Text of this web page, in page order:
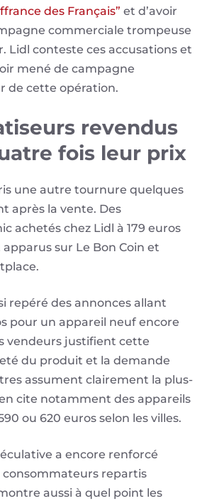
des Français” et d’avoir
commerciale trompeuse
Lidl conteste ces accusations et
mené de campagne
de cette opération.
revendus
fois leur prix
une autre tournure quelques
après la vente. Des
achetés chez Lidl à 179 euros
sur Le Bon Coin et
repéré des annonces allant
pour un appareil neuf encore
vendeurs justifient cette
du produit et la demande
assument clairement la plus-
cite notamment des appareils
ou 620 euros selon les villes.
a encore renforcé
consommateurs repartis
aussi à quel point les